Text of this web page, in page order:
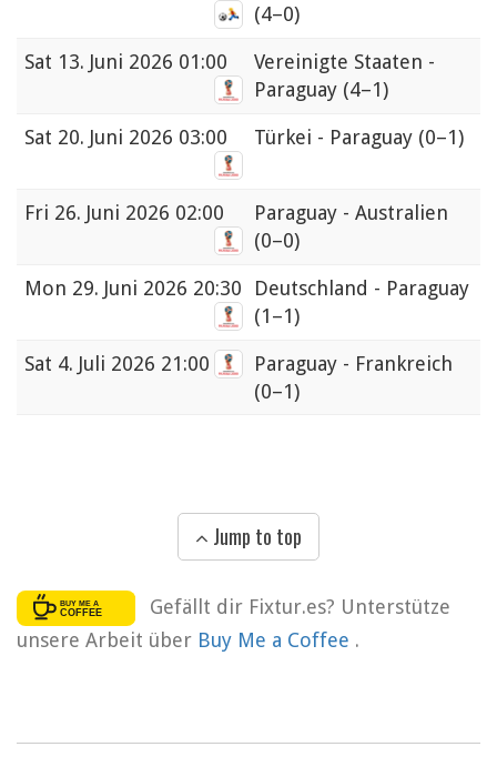
(4–0)
Sat 13. Juni 2026 01:00
Vereinigte Staaten -
Paraguay (4–1)
Sat 20. Juni 2026 03:00 Türkei - Paraguay (0–1)
Fri 26. Juni 2026 02:00
Paraguay - Australien
(0–0)
Mon 29. Juni 2026 20:30
Deutschland - Paraguay
(1–1)
Sat 4. Juli 2026 21:00
Paraguay - Frankreich
(0–1)
Jump to top
Gefällt dir Fixtur.es? Unterstütze
unsere Arbeit über Buy Me a Coffee .